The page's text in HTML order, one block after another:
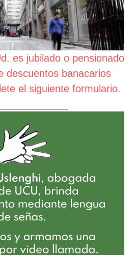
es jubilado o pensionado
descuentos banacarios
el siguiente formulario.